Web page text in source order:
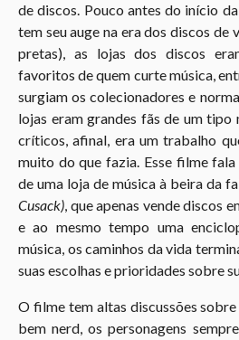
de discos. Pouco antes do início
tem seu auge na era dos discos de
pretas), as lojas dos discos
favoritos de quem curte música,
surgiam os colecionadores e
lojas eram grandes fãs de um tipo
críticos, afinal, era um trabalho
muito do que fazia. Esse filme
de uma loja de música à beira da
Cusack), que apenas vende discos
e ao mesmo tempo uma
música, os caminhos da vida
suas escolhas e prioridades sobre
O filme tem altas discussões
bem nerd, os personagens